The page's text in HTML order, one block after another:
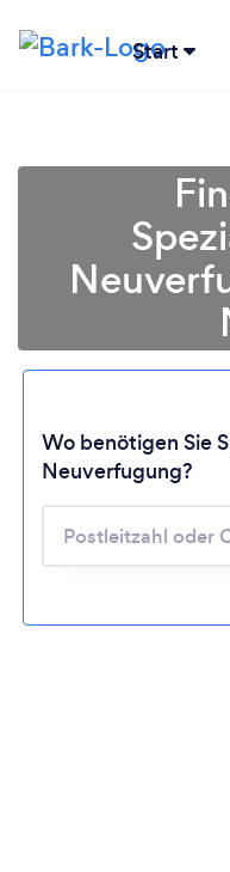
Start
Wo benötigen Sie
Neuverfugung?